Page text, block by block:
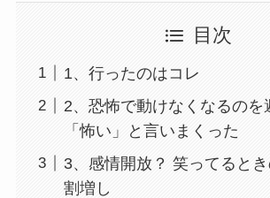
目次
1、行ったのはコレ
2、恐怖で動けなくなるのを
「怖い」と言いまくった
3、感情開放？ 笑ってると
割増し